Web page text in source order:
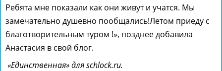
Ребята мне показали как они живут и учатся. Мы
замечательно душевно пообщались!Летом приеду с
благотворительным туром !», позднее добавила
Анастасия в свой блог.
«Единственная» для schlock.ru.